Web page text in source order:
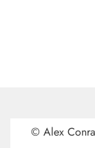
© Alex